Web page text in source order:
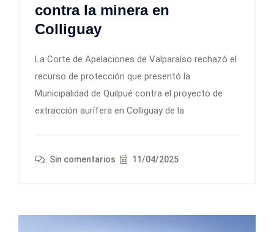
contra la minera en
Colliguay
La Corte de Apelaciones de Valparaíso rechazó el
recurso de protección que presentó la
Municipalidad de Quilpué contra el proyecto de
extracción aurífera en Colliguay de la
Sin comentarios 11/04/2025